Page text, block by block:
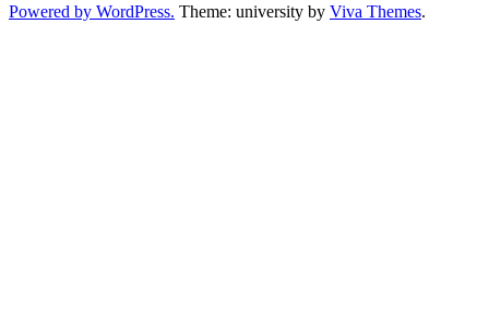
Powered by WordPress. Theme: university by Viva Themes.